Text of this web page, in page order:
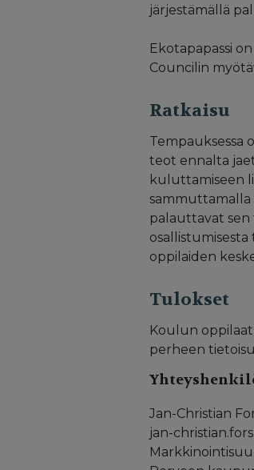
järjestämällä
Ekotapapassi
Councilin
Ratkaisu
Tempauksessa
teot ennalta
kuluttamiseen
sammuttamalla
palauttavat sen
oppilaiden
Tulokset
Koulun oppilaat
perheen
Jan-Christian
jan-